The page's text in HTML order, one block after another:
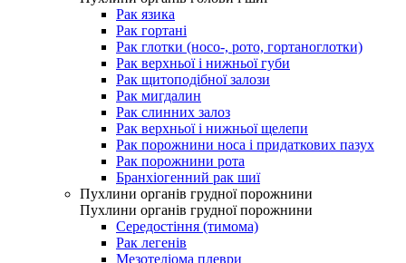
Рак язика
Рак гортані
Рак глотки (носо-, рото, гортаноглотки)
Рак верхньої і нижньої губи
Рак щитоподібної залози
Рак мигдалин
Рак слинних залоз
Рак верхньої і нижньої щелепи
Рак порожнини носа і придаткових пазух
Рак порожнини рота
Бранхіогенний рак шиї
Пухлини органів грудної порожнини
Пухлини органів грудної порожнини
Середостіння (тимома)
Рак легенів
Мезотеліома плеври